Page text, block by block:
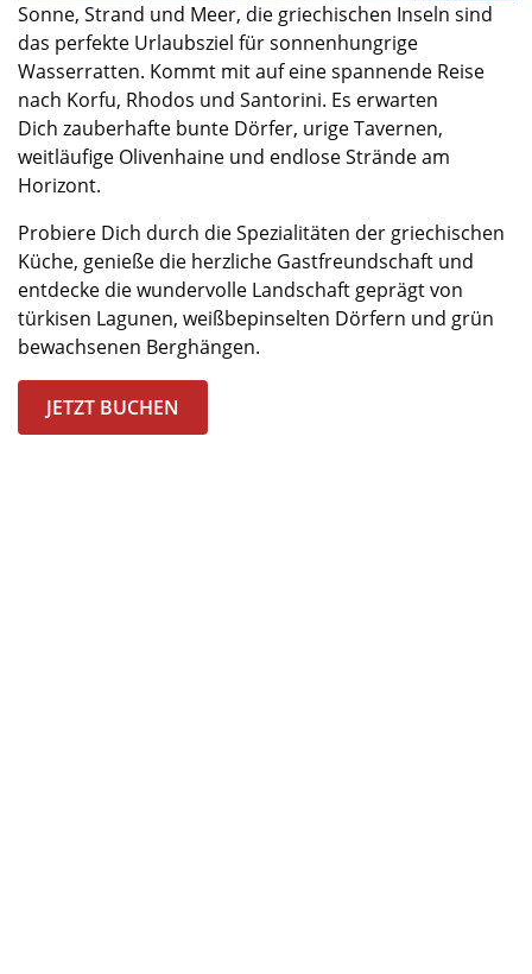
Sonne, Strand und Meer, die griechischen Inseln sind
das perfekte Urlaubsziel fürsonnenhungrige
Wasserratten. Kommt mit auf einespannende Reise
nach Korfu, Rhodos und Santorini. Es erwarten
Dich zauberhafte bunte Dörfer, urige Tavernen,
weitläufige Olivenhaine und endlose Strändeam
Horizont.
Probiere Dich durch die Spezialitäten der griechischen
Küche, genieße die herzliche Gastfreundschaft und
entdecke die wundervolle Landschaft geprägt von
türkisen Lagunen, weißbepinselten Dörfern und grün
bewachsenen Berghängen.
JETZT BUCHEN